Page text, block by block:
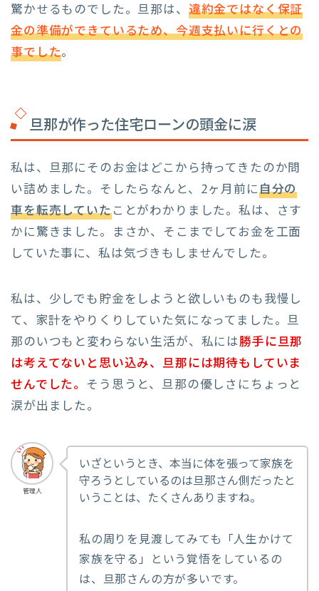
驚かせるものでした。旦那は、 違約金ではなく保証
金の準備ができているため、今週支払いに行くとの
事でした。
旦那が作った住宅ローンの頭金に涙
私は、旦那にそのお金はどこから持ってきたのか問
い詰めました。そしたらなんと、2ヶ月前に自分の
車を転売していたことがわかりました。私は、さす
かに驚きました。まさか、そこまでしてお金を工面
していた事に、私は気づきもしませんでした。
私は、少しでも貯金をしようと欲しいものも我慢し
て、家計をやりくりしていた気になってました。旦
那のいつもと変わらない生活が、私には勝手に旦那
は考えてないと思い込み、旦那には期待もしていま
せんでした。 そう思うと、旦那の優しさにちょっと
涙が出ました。
管理人
いざというとき、本当に体を張って家族を
守ろうとしているのは旦那さん側だったと
いうことは、たくさんありますね。
私の周りを見渡してみても「人生かけて
家族を守る」という覚悟をしているの
は、旦那さんの方が多いです。